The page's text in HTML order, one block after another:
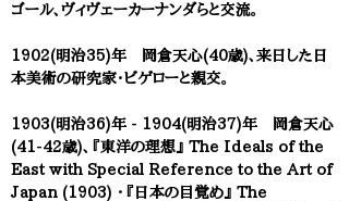
ゴール、ヴィヴェーカーナンダらと交流。
1902(明治35)年 岡倉天心(40歳)、来日した日
本美術の研究家・ビゲローと親交。
1903(明治36)年 - 1904(明治37)年 岡倉天心
(41-42歳)、『東洋の理想』 The Ideals of the
East with Special Reference to the Art of
Japan (1903) ・『日本の目覚め』 The